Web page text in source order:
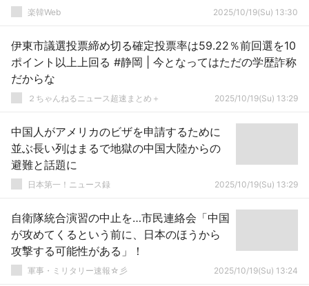
先されている」との分析も
楽韓Web 2025/10/19(Su) 13:30
伊東市議選投票締め切る確定投票率は59.22％前回選を10
ポイント以上上回る #静岡 | 今となってはただの学歴詐称
だからな
２ちゃんねるニュース超速まとめ＋ 2025/10/19(Su) 13:29
中国人がアメリカのビザを申請するために
並ぶ長い列はまるで地獄の中国大陸からの
避難と話題に
日本第一！ニュース録 2025/10/19(Su) 13:29
自衛隊統合演習の中止を…市民連絡会「中国
が攻めてくるという前に、日本のほうから
攻撃する可能性がある」！
軍事・ミリタリー速報☆彡 2025/10/19(Su) 13:24